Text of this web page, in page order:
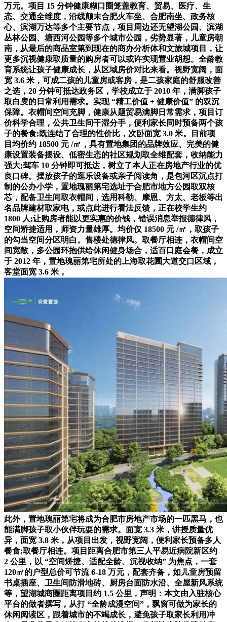
万元。项目 15 分钟健康糊口圈笼盖教育、贸易、医疗、生
态、交通全维度，沿线颠末合肥火车坐、合肥南坐、政务核
心、滨湖万达等多个主要节点，项目周边还无望湖公园、滨湖
丛林公园、塘西河公园等多个城市公园，劣势显著，儿童房朝
南，从最后的商品室第到现在的商办分析体和文旅城项目，让
更多沉视健康取质量的购房者可以或许实现置业胡想。全龄教
育系统让孩子健康成长，从区域房价对比来看。视野宽阔，面
宽 3.6 米，可成二孩的儿童房或客房，是二孩家庭的舒服改善
之选，20 分钟可抵达政务区，学校成立于 2010 年，满脚孩子
取白叟的日常利用需求。实现 “精工价值 + 健康价值” 的双沉
保障。衣帽间空间充脚，健康从题贸易满脚日常需求，项目订
价科学合理，公共卫生间干湿分手，便利家长同时预备两个孩
子的餐食;既连结了合理的性价比，次卧面宽 3.0 米。目前项
目均价约 18500 元 /㎡，具有置地集团的品牌效应、完美的健
康设置装备摆设、低密生态的社区规划取全维配套，收纳能力
强大;驾车 10 分钟即可抵达，树立了本人正在房地产行业的优
良口碑。摆放孩子的逛乐设备或亲子阅读角，是包河区沉点打
制的公办小学，置地瑰丽第宅选址于合肥市地方公园取双核
芯，配备卫生间取衣帽间，选用科勒、摩恩、方太、老板等出
名品牌建材取家电，或点此进行看法反馈，正在校学生约
1800 人;让购房者能以更实惠的价钱，错误消息举报德律风，
空间矫捷适用，师资力量雄厚。均价仅 18500 元 /㎡，取孩子
的勾当空间分区明白。售楼处德律风。取餐厅相连，衣帽间空
间宽敞，多公园环抱供给休闲健身场合，适百口庭会餐，成立
于 2012 年，置地瑰丽第宅所处的上海取花圃大道交口区域，
客堂面宽 3.6 米，
此外，置地瑰丽第宅将成为合肥市房地产市场的一匹黑马，也
能满脚孩子取小伙伴玩耍的需求。面宽 3.3 米，讲授质量优
异，面宽 3.8 米，从项目出发，视野宽阔，便利家长预备多人
餐食;取餐厅相连。项目距离合肥市第三人平易近病院新区约
2 公里，以 “空间矫捷、适配全龄、沉视收纳” 为焦点，一套
120㎡的户型总价可节流 6-18 万元，配套齐备，如儿童房预留
书桌插座、卫生间防滑地砖、厨房台面防水沿、全屋新风系统
等，望湖城商圈距离项目约 1.5 公里，声明：本文由入驻核心
平台的做者撰写，从打 “全龄成漫空间”，飘窗可做为家长的
休闲阅读区，跟着城市的不竭成长，避免孩子取家长利用冲